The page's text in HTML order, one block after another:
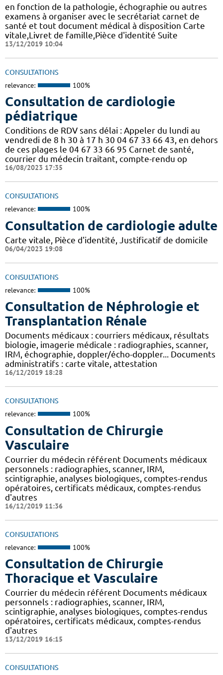
en fonction de la pathologie, échographie ou autres
examens à organiser avec le secrétariat carnet de
santé et tout document médical à disposition Carte
vitale,Livret de famille,Pièce d'identité Suite
13/12/2019 10:04
CONSULTATIONS
relevance: 100%
Consultation de cardiologie
pédiatrique
Conditions de RDV sans délai : Appeler du lundi au
vendredi de 8 h 30 à 17 h 30 04 67 33 66 43, en dehors
de ces plages le 04 67 33 66 95 Carnet de santé,
courrier du médecin traitant, compte-rendu op
16/08/2023 17:35
CONSULTATIONS
relevance: 100%
Consultation de cardiologie adulte
Carte vitale, Pièce d'identité, Justificatif de domicile
06/04/2023 19:08
CONSULTATIONS
relevance: 100%
Consultation de Néphrologie et
Transplantation Rénale
Documents médicaux : courriers médicaux, résultats
biologie, imagerie médicale : radiographies, scanner,
IRM, échographie, doppler/écho-doppler... Documents
administratifs : carte vitale, attestation
16/12/2019 18:28
CONSULTATIONS
relevance: 100%
Consultation de Chirurgie
Vasculaire
Courrier du médecin référent Documents médicaux
personnels : radiographies, scanner, IRM,
scintigraphie, analyses biologiques, comptes-rendus
opératoires, certificats médicaux, comptes-rendus
d'autres
16/12/2019 11:36
CONSULTATIONS
relevance: 100%
Consultation de Chirurgie
Thoracique et Vasculaire
Courrier du médecin référent Documents médicaux
personnels : radiographies, scanner, IRM,
scintigraphie, analyses biologiques, comptes-rendus
opératoires, certificats médicaux, comptes-rendus
d'autres
13/12/2019 16:15
CONSULTATIONS